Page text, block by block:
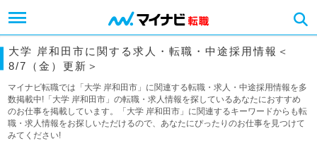
大学 岸和田市に関する求人・転職・中途採用情報＜
8/7（金）更新＞
マイナビ転職では「大学 岸和田市」に関連する転職・求人・中途採用情報を多
数掲載中!「大学 岸和田市」の転職・求人情報を探しているあなたにおすすめ
のお仕事を掲載しています。「大学 岸和田市」に関連するキーワードからも転
職・求人情報をお探しいただけるので、あなたにぴったりのお仕事を見つけて
みてください!